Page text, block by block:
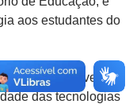
aos estudantes do
básica tem diversos
das tecnologias